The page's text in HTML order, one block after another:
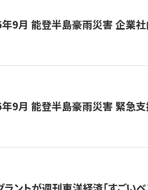
9月 能登半島豪雨災害 企業社
9月 能登半島豪雨災害 緊急支